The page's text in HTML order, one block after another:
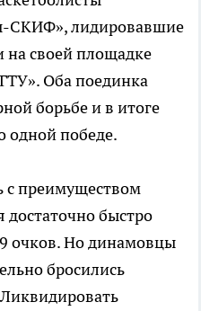
СКИФ», лидировавшие
на своей площадке
. Оба поединка
борьбе и в итоге
одной победе.
с преимуществом
быстро
9 очков. Но динамовцы
бросились